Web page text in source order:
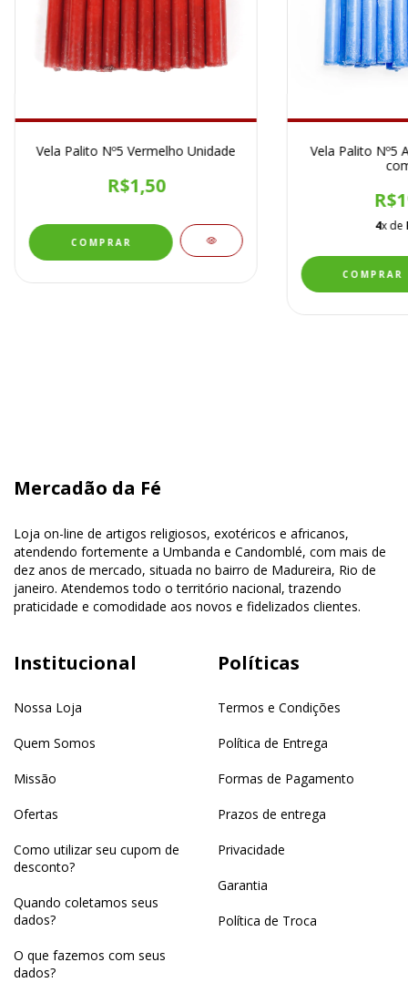
Vela Palito Nº5 Vermelho Unidade
R$1,50
Vela Palito Nº5
4x de
Mercadão da Fé
Loja on-line de artigos religiosos, exotéricos e africanos,
atendendo fortemente a Umbanda e Candomblé, com mais de
dez anos de mercado, situada no bairro de Madureira, Rio de
janeiro. Atendemos todo o território nacional, trazendo
praticidade e comodidade aos novos e fidelizados clientes.
Institucional
Nossa Loja
Quem Somos
Missão
Ofertas
Como utilizar seu cupom de
desconto?
Quando coletamos seus
dados?
O que fazemos com seus
dados?
Políticas
Termos e Condições
Política de Entrega
Formas de Pagamento
Prazos de entrega
Privacidade
Garantia
Política de Troca